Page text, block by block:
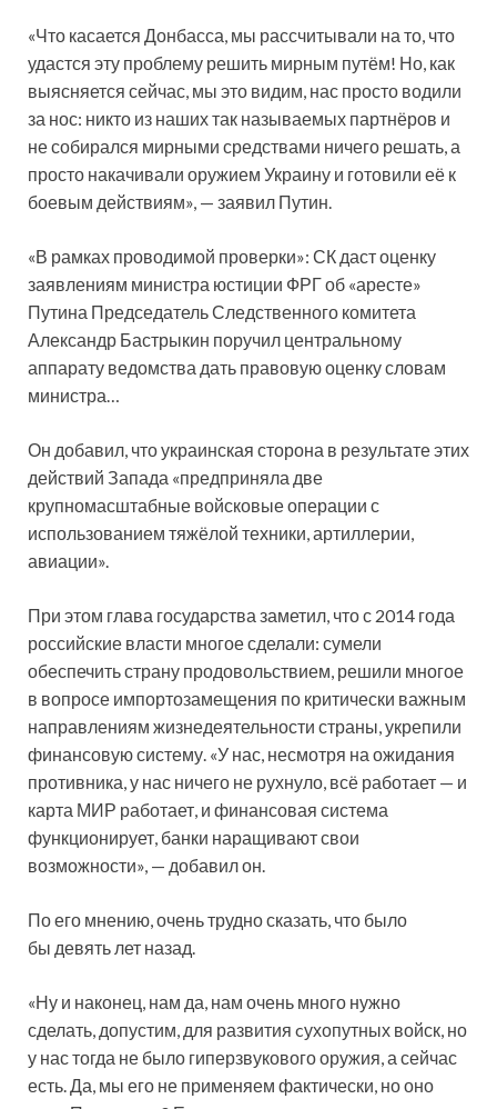
«Что касается Донбасса, мы рассчитывали на то, что
удастся эту проблему решить мирным путём! Но, как
выясняется сейчас, мы это видим, нас просто водили
за нос: никто из наших так называемых партнёров и
не собирался мирными средствами ничего решать, а
просто накачивали оружием Украину и готовили её к
боевым действиям», — заявил Путин.
«В рамках проводимой проверки»: СК даст оценку
заявлениям министра юстиции ФРГ об «аресте»
Путина Председатель Следственного комитета
Александр Бастрыкин поручил центральному
аппарату ведомства дать правовую оценку словам
министра…
Он добавил, что украинская сторона в результате этих
действий Запада «предприняла две
крупномасштабные войсковые операции с
использованием тяжёлой техники, артиллерии,
авиации».
При этом глава государства заметил, что с 2014 года
российские власти многое сделали: сумели
обеспечить страну продовольствием, решили многое
в вопросе импортозамещения по критически важным
направлениям жизнедеятельности страны, укрепили
финансовую систему. «У нас, несмотря на ожидания
противника, у нас ничего не рухнуло, всё работает — и
карта МИР работает, и финансовая система
функционирует, банки наращивают свои
возможности», — добавил он.
По его мнению, очень трудно сказать, что было
бы девять лет назад.
«Ну и наконец, нам да, нам очень много нужно
сделать, допустим, для развития cухопутных войск, но
у нас тогда не было гиперзвукового оружия, а сейчас
есть. Да, мы его не применяем фактически, но оно